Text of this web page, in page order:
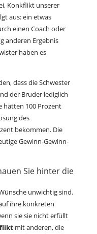
Konkflikt unserer
aus: ein etwas
einen Coach oder
anderen Ergebnis
haben es
dass die Schwester
der Bruder lediglich
hätten 100 Prozent
des
bekommen. Die
Gewinn-Gewinn-
Sie hinter die
unwichtig sind.
ihre konkreten
sie sie nicht erfüllt
mit anderen, die